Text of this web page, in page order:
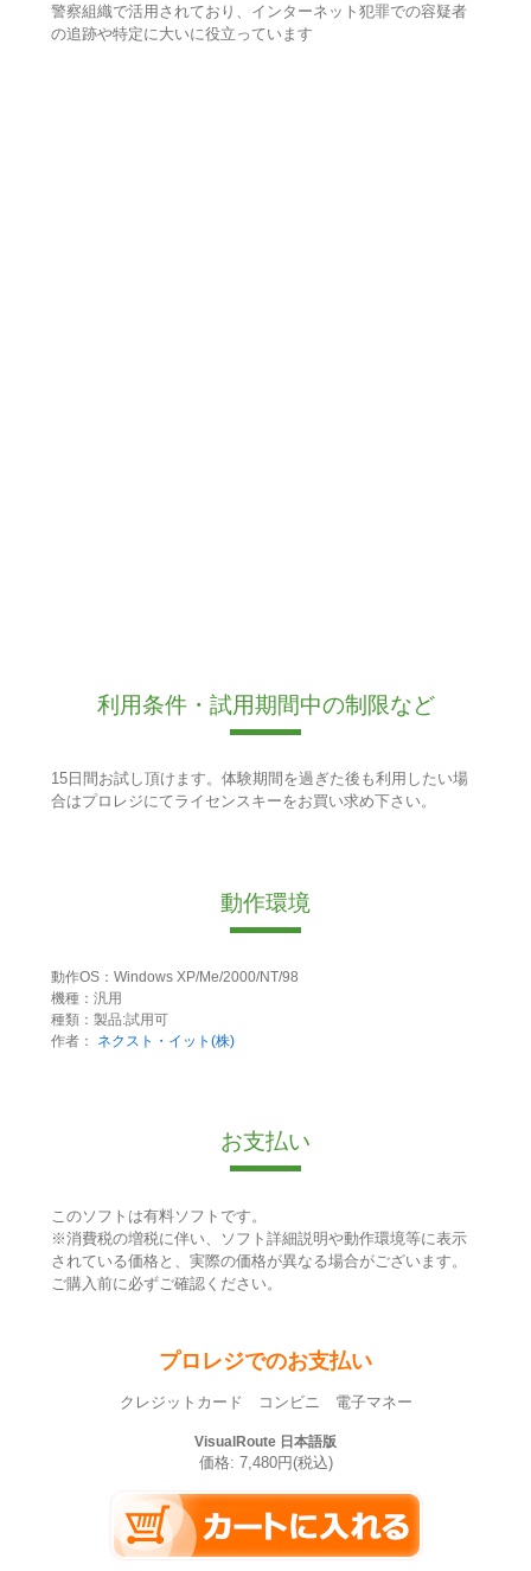
警察組織で活用されており、インターネット犯罪での容疑者
の追跡や特定に大いに役立っています
利用条件・試用期間中の制限など
15日間お試し頂けます。体験期間を過ぎた後も利用したい場
合はプロレジにてライセンスキーをお買い求め下さい。
動作環境
動作OS：Windows XP/Me/2000/NT/98
機種：汎用
種類：製品:試用可
作者：
ネクスト・イット(株)
お支払い
このソフトは有料ソフトです。
※消費税の増税に伴い、ソフト詳細説明や動作環境等に表示
されている価格と、実際の価格が異なる場合がございます。
ご購入前に必ずご確認ください。
プロレジでのお支払い
クレジットカード コンビニ 電子マネー
VisualRoute 日本語版
価格: 7,480円(税込)